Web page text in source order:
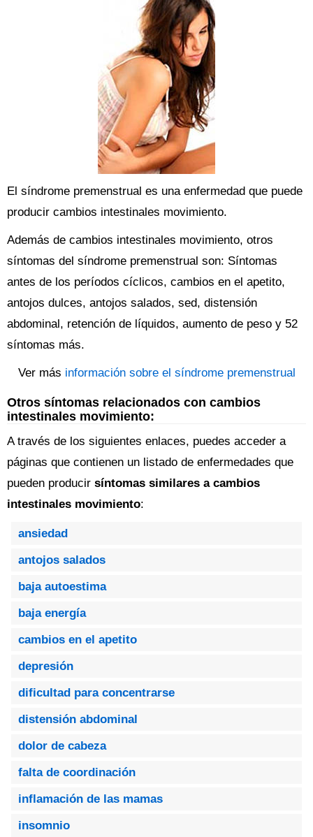
El síndrome premenstrual es una enfermedad que puede
producir cambios intestinales movimiento.
Además de cambios intestinales movimiento, otros
síntomas del síndrome premenstrual son: Síntomas
antes de los períodos cíclicos, cambios en el apetito,
antojos dulces, antojos salados, sed, distensión
abdominal, retención de líquidos, aumento de peso y 52
síntomas más.
Ver más información sobre el síndrome premenstrual
Otros síntomas relacionados con cambios
intestinales movimiento:
A través de los siguientes enlaces, puedes acceder a
páginas que contienen un listado de enfermedades que
pueden producir síntomas similares a cambios
intestinales movimiento:
ansiedad
antojos salados
baja autoestima
baja energía
cambios en el apetito
depresión
dificultad para concentrarse
distensión abdominal
dolor de cabeza
falta de coordinación
inflamación de las mamas
insomnio